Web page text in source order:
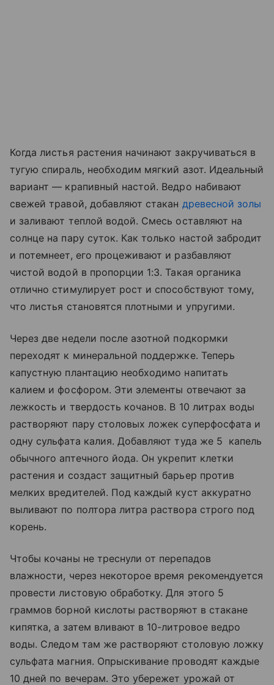
Когда листья растения начинают закручиваться в
тугую спираль, необходим мягкий азот. Идеальный
вариант — крапивный настой. Ведро набивают
свежей травой, добавляют стакан древесной золы
и заливают теплой водой. Смесь оставляют на
солнце на пару суток. Как только настой забродит
и потемнеет, его процеживают и разбавляют
чистой водой в пропорции 1:3. Такая органика
отлично стимулирует рост и способствуют тому,
что листья становятся плотными и упругими.
Через две недели после азотной подкормки
переходят к минеральной поддержке. Теперь
капустную плантацию необходимо напитать
калием и фосфором. Эти элементы отвечают за
лежкость и твердость кочанов. В 10 литрах воды
растворяют пару столовых ложек суперфосфата и
одну сульфата калия. Добавляют туда же 5 капель
обычного аптечного йода. Он укрепит клетки
растения и создаст защитный барьер против
мелких вредителей. Под каждый куст аккуратно
выливают по полтора литра раствора строго под
корень.
Чтобы кочаны не треснули от перепадов
влажности, через некоторое время рекомендуется
провести листовую обработку. Для этого 5
граммов борной кислоты растворяют в стакане
кипятка, а затем вливают в 10-литровое ведро
воды. Следом там же растворяют столовую ложку
сульфата магния. Опрыскивание проводят каждые
10 дней по вечерам. Это убережет урожай от